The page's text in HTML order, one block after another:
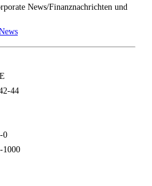
News/Finanznachrichten und
44
0
1000